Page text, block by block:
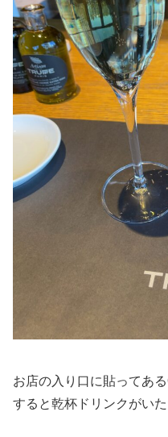
お店の入り口に貼ってあ
すると乾杯ドリンクがい